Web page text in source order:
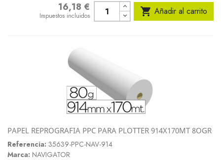
16,18 €
Impuestos incluidos  Añadir al carrito
PAPEL REPROGRAFIA PPC PARA PLOTTER 914X170MT 8OGR
Referencia: 35639-PPC-NAV-914
Marca: NAVIGATOR